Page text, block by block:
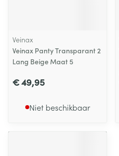
Veinax
Veinax Panty Transparant 2
Lang Beige Maat 5
€ 49,95
Niet beschikbaar